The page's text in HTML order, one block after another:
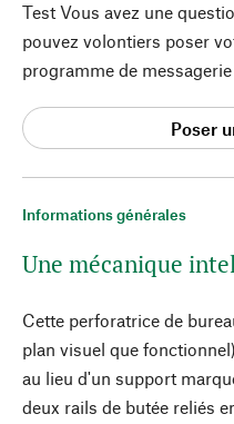
Informations générales
Une mécanique
Cette perforatrice de
plan visuel que
au lieu d'un support
deux rails de butée reliés
Test Vous avez une
pouvez volontiers poser
programme de
Poser